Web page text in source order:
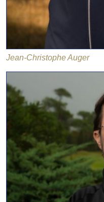
Jean-Christophe Auger